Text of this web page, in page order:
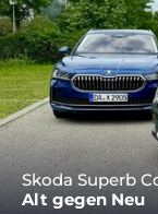
Skoda Superb
Alt gegen Neu